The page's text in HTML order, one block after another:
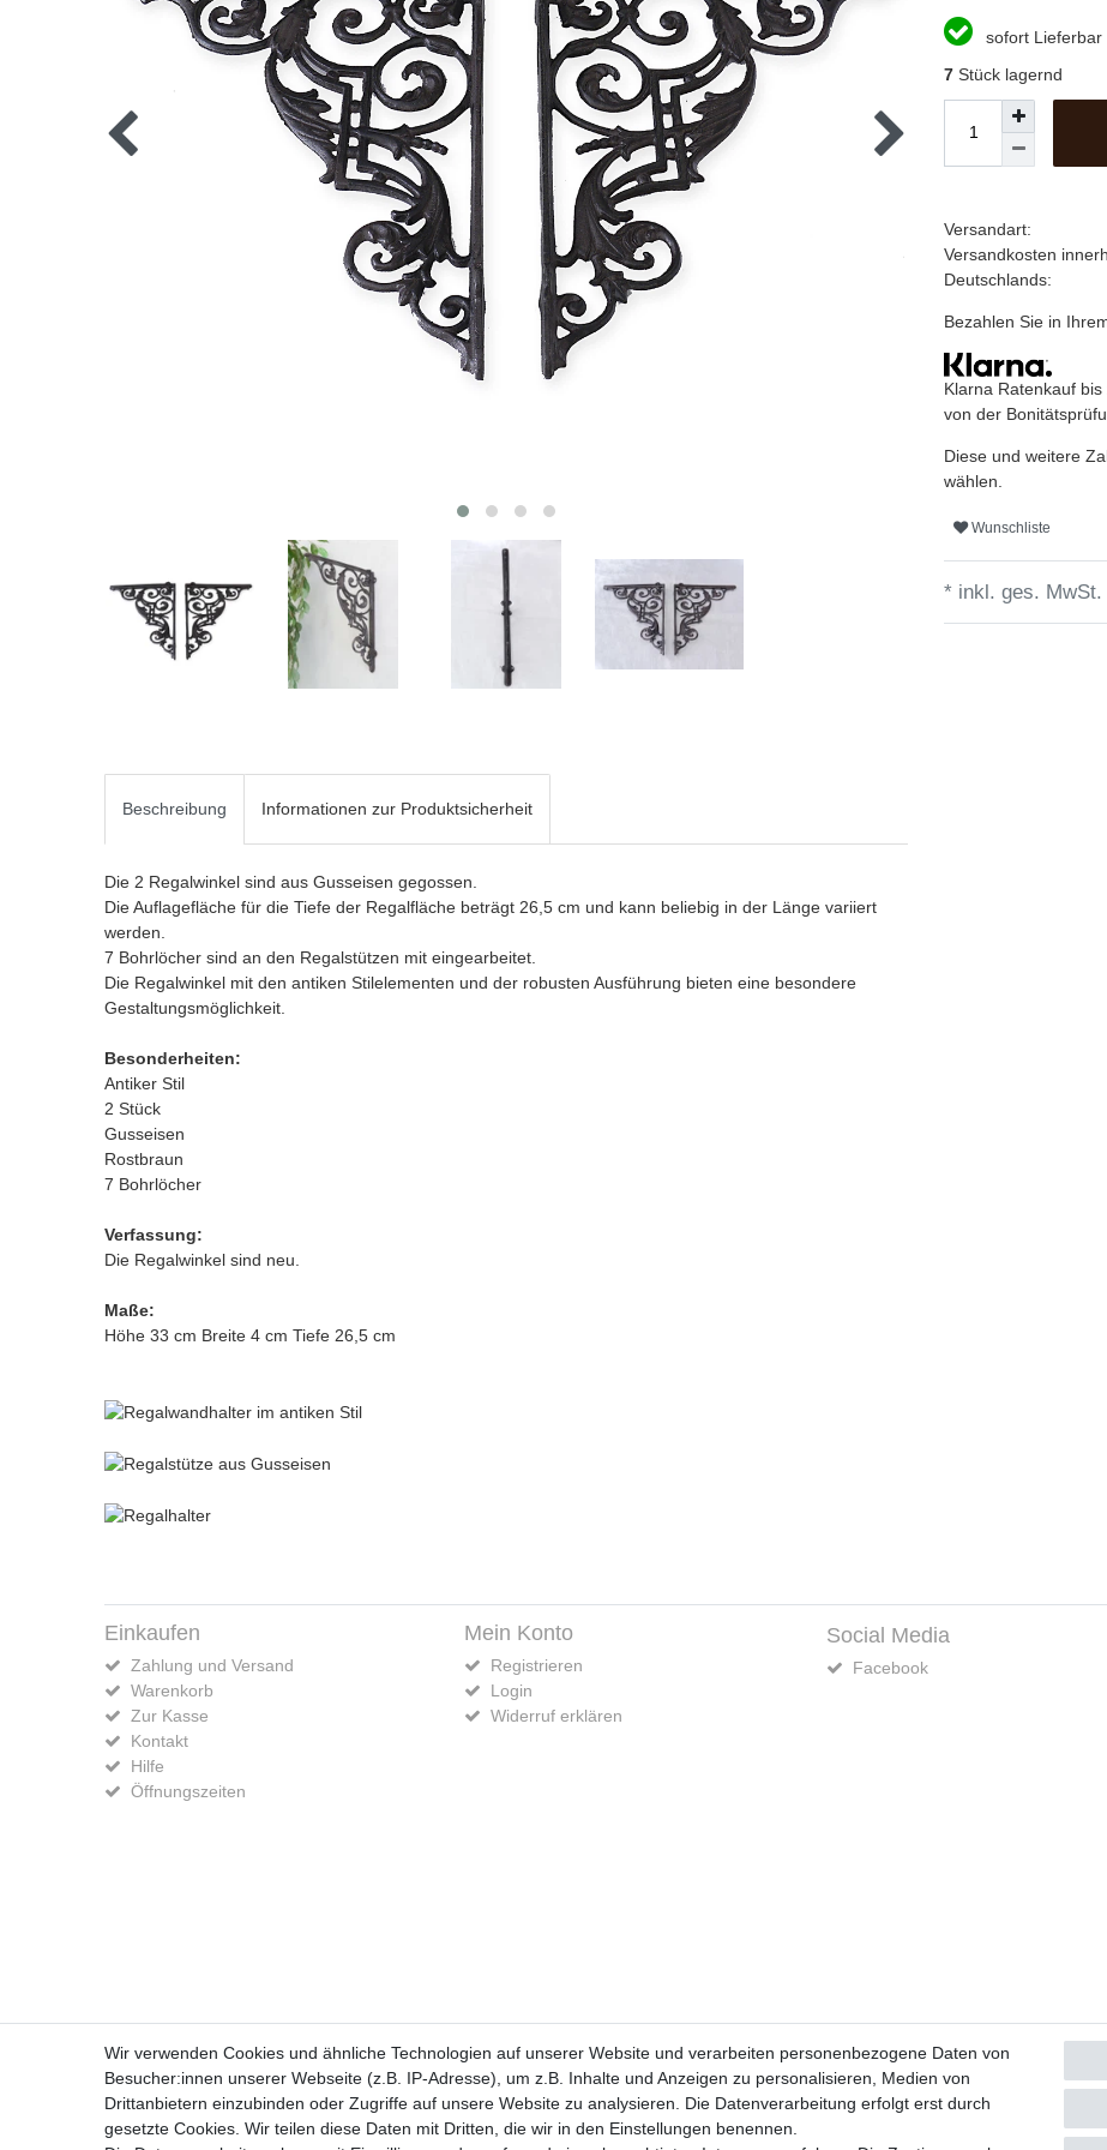
sofort Lieferbar
7 Stück lagernd
Versandart:
Versandkosten
Deutschlands:
Bezahlen Sie in
Klarna Ratenkauf
von der
Diese und weitere
wählen.
Wunschliste
* inkl. ges. MwSt.
Beschreibung Informationen zur Produktsicherheit
Die 2 Regalwinkel sind aus Gusseisen gegossen.
Die Auflagefläche für die Tiefe der Regalfläche beträgt 26,5 cm und kann beliebig in der Länge variiert
werden.
7 Bohrlöcher sind an den Regalstützen mit eingearbeitet.
Die Regalwinkel mit den antiken Stilelementen und der robusten Ausführung bieten eine besondere
Gestaltungsmöglichkeit.
Besonderheiten:
Antiker Stil
2 Stück
Gusseisen
Rostbraun
7 Bohrlöcher
Verfassung:
Die Regalwinkel sind neu.
Maße:
Höhe 33 cm Breite 4 cm Tiefe 26,5 cm
Einkaufen
Zahlung und Versand
Warenkorb
Zur Kasse
Kontakt
Hilfe
Öffnungszeiten
Mein Konto
Registrieren
Login
Widerruf erklären
Social Media
Facebook
Widerrufs­recht Widerrufs­formular Impressum Daten­schutz­erklärung AGB
© Copyright 2026 | Alle Rechte vorbehalten.
Wir verwenden Cookies und ähnliche Technologien auf unserer Website und verarbeiten personenbezogene Daten von
Besucher:innen unserer Webseite (z.B. IP-Adresse), um z.B. Inhalte und Anzeigen zu personalisieren, Medien von
Drittanbietern einzubinden oder Zugriffe auf unsere Website zu analysieren. Die Datenverarbeitung erfolgt erst durch
gesetzte Cookies. Wir teilen diese Daten mit Dritten, die wir in den Einstellungen benennen.